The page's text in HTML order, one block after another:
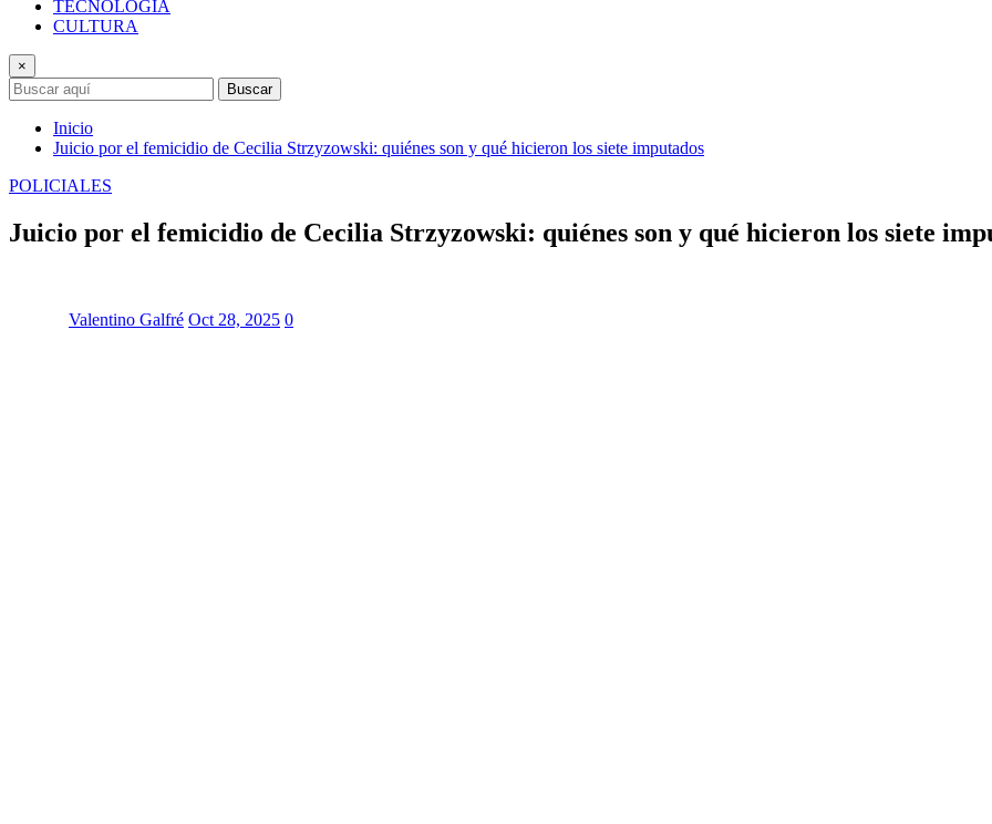
TECNOLOGÍA
CULTURA
×
Buscar
Inicio
Juicio por el femicidio de Cecilia Strzyzowski: quiénes son y qué hicieron los siete imputados
POLICIALES
Juicio por el femicidio de Cecilia Strzyzowski: quiénes son y qué hicieron los siete
Valentino Galfré Oct 28, 2025 0